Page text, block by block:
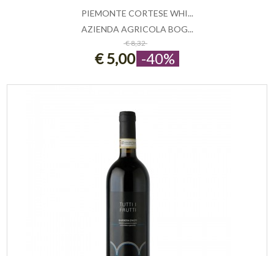
AGGIUNGI AL CARRELLO
PIEMONTE CORTESE WHI...
AZIENDA AGRICOLA BOG...
€ 8,32
€ 5,00 -40%